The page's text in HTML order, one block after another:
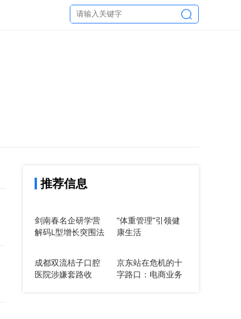
推荐信息
剑南春名企研学营
解码L型增长突围法
利预判
“体重管理”引领健
康生活
成都双流桔子口腔
医院涉嫌套路收
京东站在危机的十
字路口：电商业务